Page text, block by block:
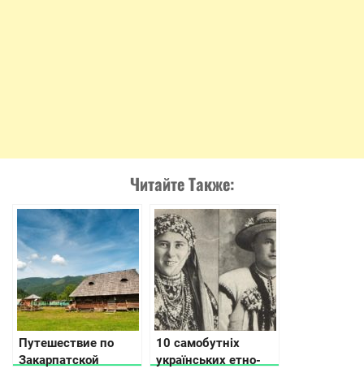
Читайте Также:
Путешествие по
Закарпатской
10 самобутніх
українських етно-